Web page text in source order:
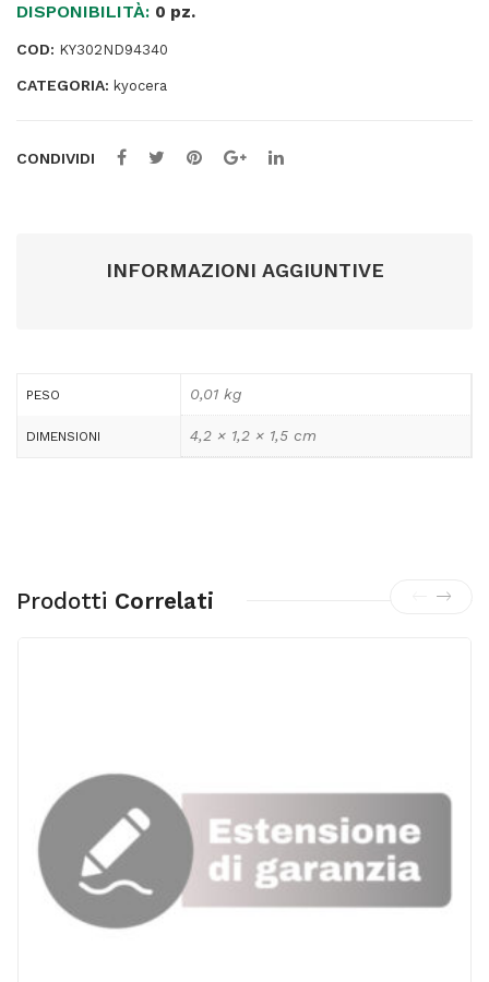
quantità
DISPONIBILITÀ: 0 pz.
COD: KY302ND94340
CATEGORIA: kyocera
CONDIVIDI
INFORMAZIONI AGGIUNTIVE
PESO 0,01 kg
DIMENSIONI 4,2 × 1,2 × 1,5 cm
Prodotti Correlati